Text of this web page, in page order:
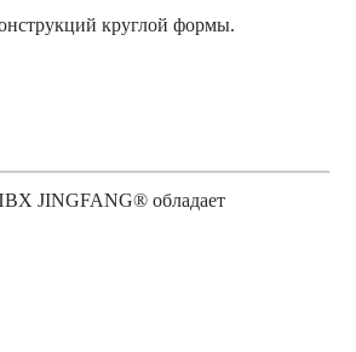
круглой формы.
JINGFANG® обладает